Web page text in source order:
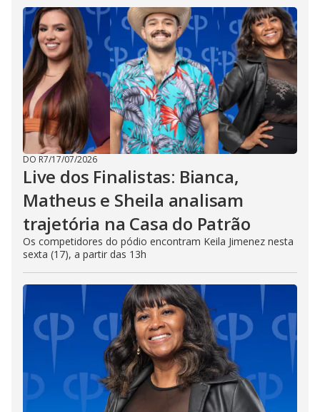
DO R7/17/07/2026
Live dos Finalistas: Bianca,
Matheus e Sheila analisam
trajetória na Casa do Patrão
Os competidores do pódio encontram Keila Jimenez nesta
sexta (17), a partir das 13h